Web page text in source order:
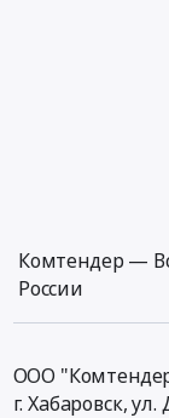
Комтендер —
России
ООО
г. Хабаровск,ул.